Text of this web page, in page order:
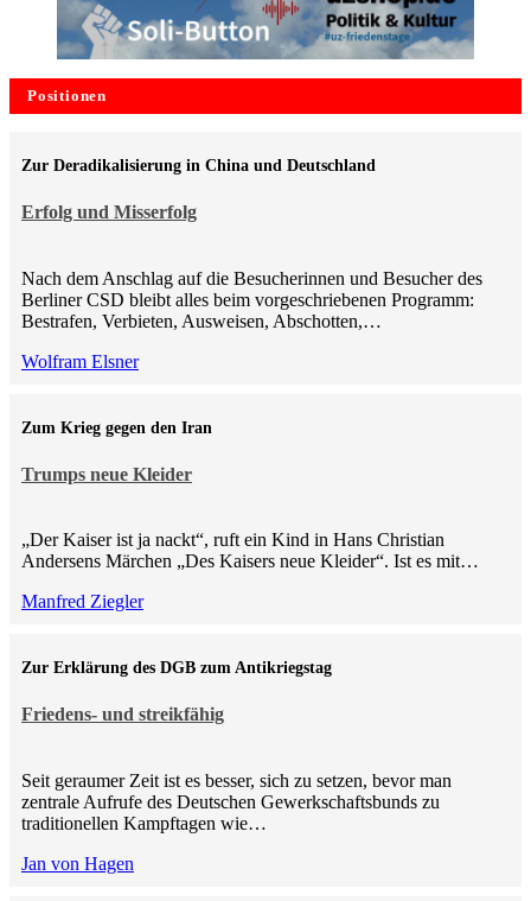
Positionen
Erfolg und Misserfolg
Zur Deradikalisierung in China und Deutschland
Nach dem Anschlag auf die Besucherinnen und Besucher des
Berliner CSD bleibt alles beim vorgeschriebenen Programm:
Bestrafen, Verbieten, Ausweisen, Abschotten,…
Wolfram Elsner
Trumps neue Kleider
Zum Krieg gegen den Iran
„Der Kaiser ist ja nackt“, ruft ein Kind in Hans Christian
Andersens Märchen „Des Kaisers neue Kleider“. Ist es mit…
Manfred Ziegler
Friedens- und streikfähig
Zur Erklärung des DGB zum Antikriegstag
Seit geraumer Zeit ist es besser, sich zu setzen, bevor man
zentrale Aufrufe des Deutschen Gewerkschaftsbunds zu
traditionellen Kampftagen wie…
Jan von Hagen